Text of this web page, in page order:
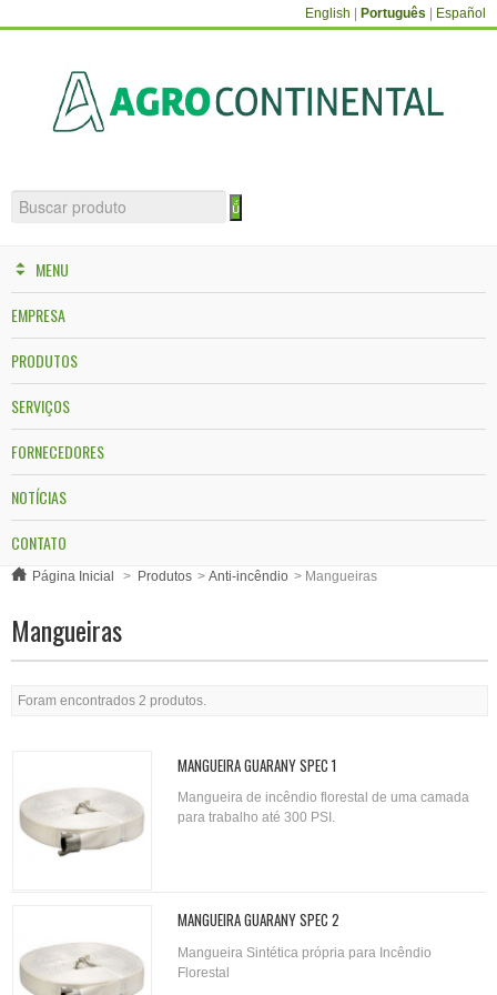
English Português Español
MENU
EMPRESA
PRODUTOS
SERVIÇOS
FORNECEDORES
NOTÍCIAS
CONTATO
Página Inicial > Produtos > Anti-incêndio > Mangueiras
Mangueiras
Foram encontrados 2 produtos.
MANGUEIRA GUARANY SPEC 1
Mangueira de incêndio florestal de uma camada
para trabalho até 300 PSI.
MANGUEIRA GUARANY SPEC 2
Mangueira Sintética própria para Incêndio
Florestal